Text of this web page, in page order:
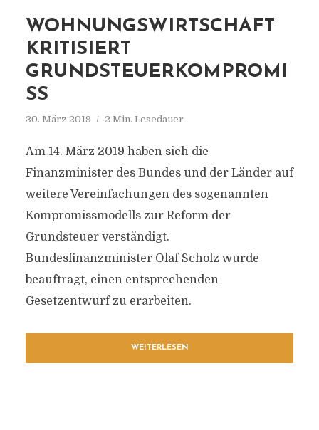
WOHNUNGSWIRTSCHAFT
KRITISIERT
GRUNDSTEUERKOMPROMI
SS
30. März 2019 2 Min. Lesedauer
Am 14. März 2019 haben sich die
Finanzminister des Bundes und der Länder auf
weitere Vereinfachungen des sogenannten
Kompromissmodells zur Reform der
Grundsteuer verständigt.
Bundesfinanzminister Olaf Scholz wurde
beauftragt, einen entsprechenden
Gesetzentwurf zu erarbeiten.
WEITERLESEN